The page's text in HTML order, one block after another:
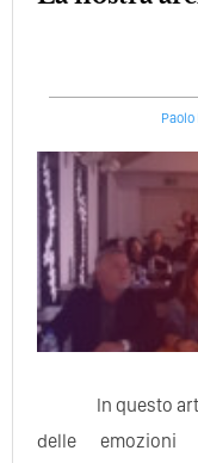
In questo
delle emozioni